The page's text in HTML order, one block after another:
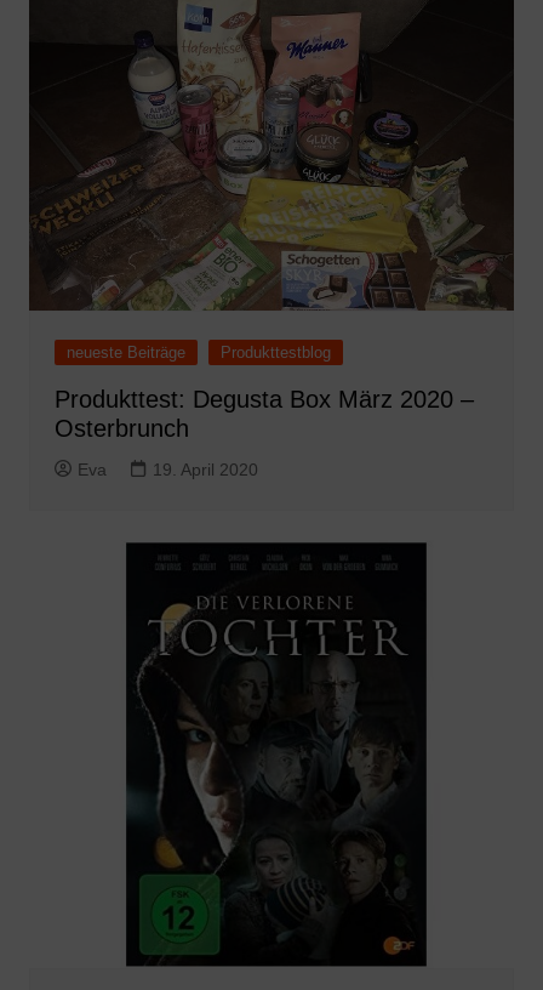
neueste Beiträge Produkttestblog
Produkttest: Degusta Box März 2020 –
Osterbrunch
Eva 19. April 2020